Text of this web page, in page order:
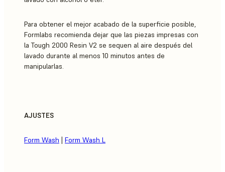
Para obtener el mejor acabado de la superficie posible,
Formlabs recomienda dejar que las piezas impresas con
la Tough 2000 Resin V2 se sequen al aire después del
lavado durante al menos 10 minutos antes de
manipularlas.
AJUSTES
Form Wash | Form Wash L